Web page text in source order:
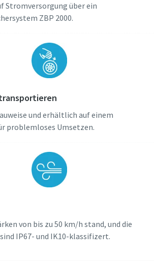
Stromversorgung über ein
ZBP 2000.
und erhältlich auf einem
problemloses Umsetzen.
von bis zu 50 km/h stand, und die
IP67- und IK10-klassifizert.